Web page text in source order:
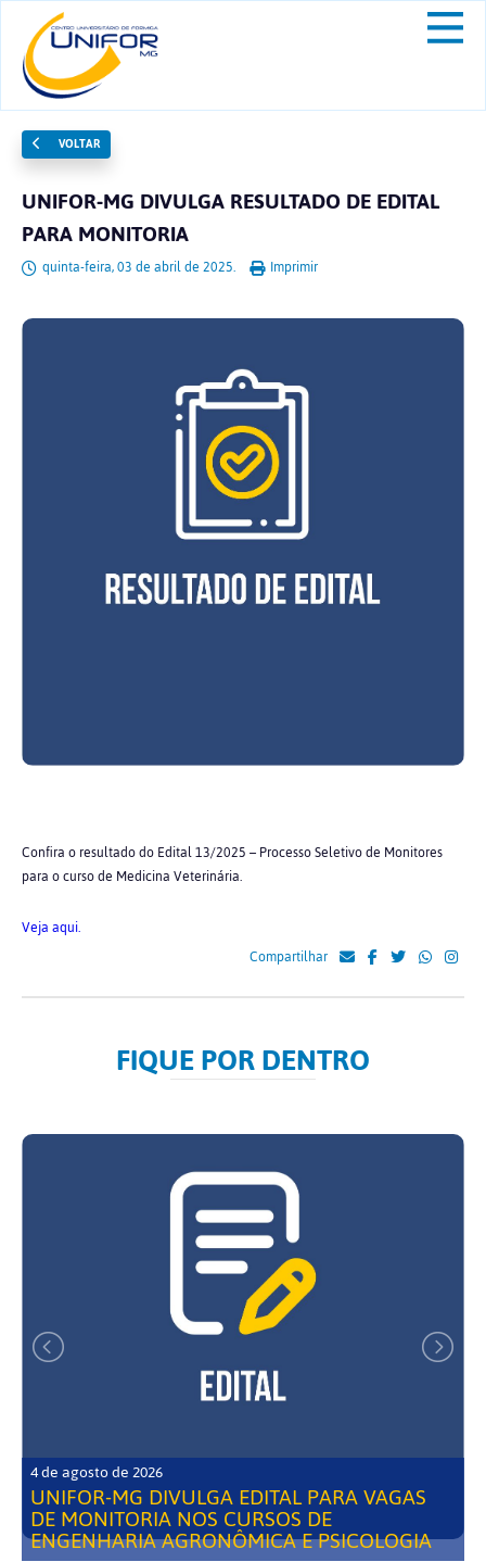
VOLTAR
UNIFOR-MG DIVULGA RESULTADO DE EDITAL
PARA MONITORIA
quinta-feira, 03 de abril de 2025. Imprimir
Confira o resultado do Edital 13/2025 – Processo Seletivo de Monitores
para o curso de Medicina Veterinária.
Veja aqui.
Compartilhar
FIQUE POR DENTRO
4 de agosto de 2026
UNIFOR-MG DIVULGA EDITAL PARA VAGAS
DE MONITORIA NOS CURSOS DE
ENGENHARIA AGRONÔMICA E PSICOLOGIA